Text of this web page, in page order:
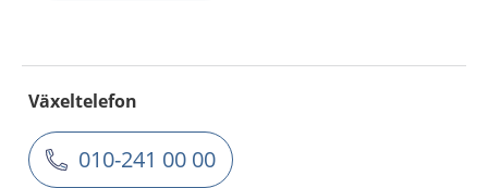
Växeltelefon
010-241 00 00